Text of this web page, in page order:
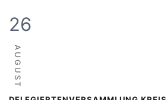
26
AUGUST